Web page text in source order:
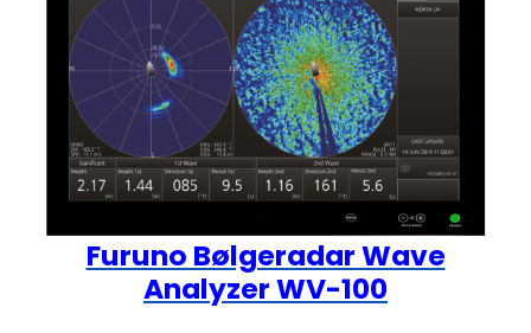
Furuno Bølgeradar Wave
Analyzer WV-100